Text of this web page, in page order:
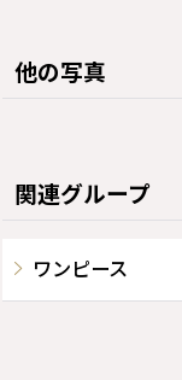
他の写真
関連グループ
ワンピース